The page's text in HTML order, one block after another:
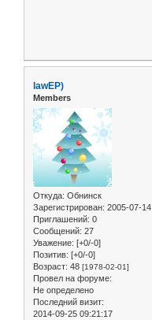
lawЕР)
Members
Откуда: Обнинск
Зарегистрирован: 2005-07-14
Приглашений: 0
Сообщений: 27
Уважение: [+0/-0]
Позитив: [+0/-0]
Возраст: 48 [1978-02-01]
Провел на форуме:
Не определено
Последний визит:
2014-09-25 09:21:17